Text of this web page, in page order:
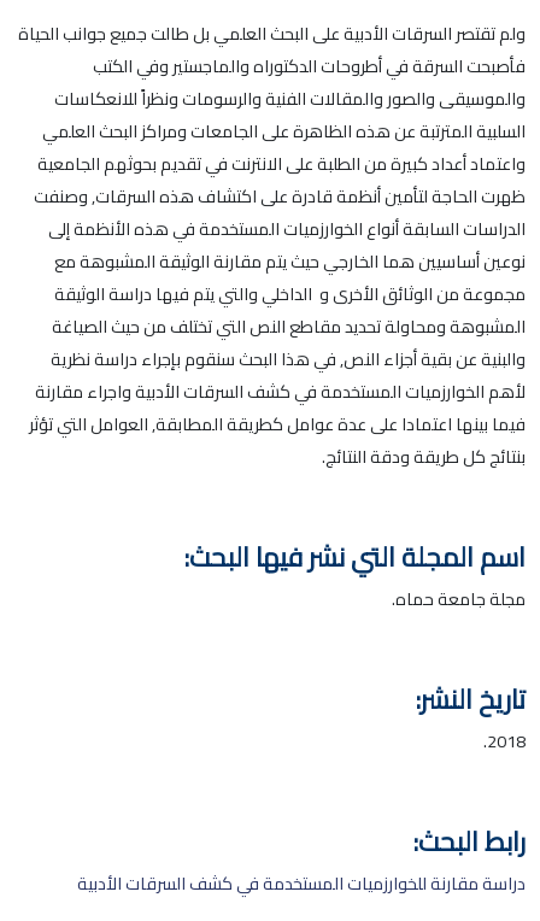
ولم تقتصر السرقات الأدبية على البحث العلمي بل طالت جميع جوانب الحياة
فأصبحت السرقة في أطروحات الدكتوراه والماجستير وفي الكتب
والموسيقى والصور والمقالات الفنية والرسومات ونظراً للانعكاسات
السلبية المترتبة عن هذه الظاهرة على الجامعات ومراكز البحث العلمي
واعتماد أعداد كبيرة من الطلبة على الانترنت في تقديم بحوثهم الجامعية
ظهرت الحاجة لتأمين أنظمة قادرة على اكتشاف هذه السرقات, وصنفت
الدراسات السابقة أنواع الخوارزميات المستخدمة في هذه الأنظمة إلى
نوعين أساسيين هما الخارجي حيث يتم مقارنة الوثيقة المشبوهة مع
مجموعة من الوثائق الأخرى و الداخلي والتي يتم فيها دراسة الوثيقة
المشبوهة ومحاولة تحديد مقاطع النص التي تختلف من حيث الصياغة
والبنية عن بقية أجزاء النص, في هذا البحث سنقوم بإجراء دراسة نظرية
لأهم الخوارزميات المستخدمة في كشف السرقات الأدبية واجراء مقارنة
فيما بينها اعتمادا على عدة عوامل كطريقة المطابقة, العوامل التي تؤثر
بنتائج كل طريقة ودقة النتائج.
اسم المجلة التي نشر فيها البحث:
مجلة جامعة حماه.
تاريخ النشر:
2018.
رابط البحث:
دراسة مقارنة للخوارزميات المستخدمة في كشف السرقات الأدبية